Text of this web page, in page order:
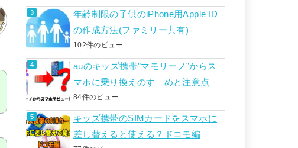
年齢制限の子供のiPhone用Apple ID
の作成方法(ファミリー共有)
102件のビュー
auのキッズ携帯”マモリーノ”からス
マホに乗り換えのすゝめと注意点
84件のビュー
キッズ携帯のSIMカードをスマホに
差し替えると使える？ドコモ編